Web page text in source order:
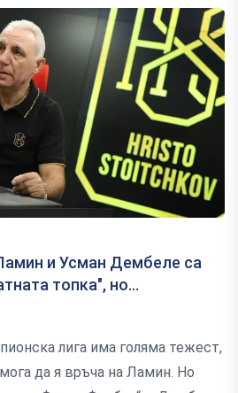
и Усман Дембеле са
топка", но...
лига има голяма тежест,
да я връча на Ламин. Но